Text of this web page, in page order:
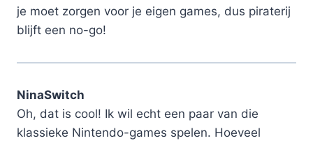
je moet zorgen voor je eigen games, dus piraterij
blijft een no-go!
NinaSwitch
Oh, dat is cool! Ik wil echt een paar van die
klassieke Nintendo-games spelen. Hoeveel